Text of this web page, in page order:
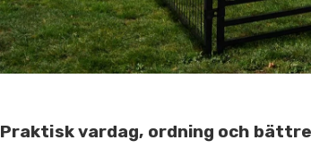
Praktisk vardag, ordning och